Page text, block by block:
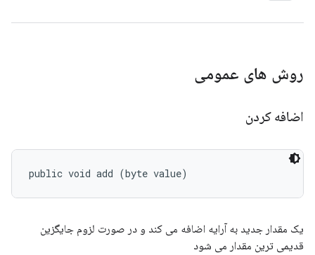
روش های عمومی
اضافه کردن
public void add (byte value)
یک مقدار جدید به آرایه اضافه می کند و در صورت لزوم جایگزین
قدیمی ترین مقدار می شود